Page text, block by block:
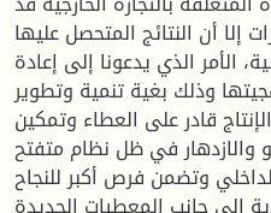
إلا أن النتائج المتحصل عليها
الأمر الذي يدعونا إلى إعادة
وذلك بغية تنمية وتطوير
قادر على العطاء وتمكين
والازدهار في ظل نظام متفتح
وتضمن فرص أكبر للنجاح.